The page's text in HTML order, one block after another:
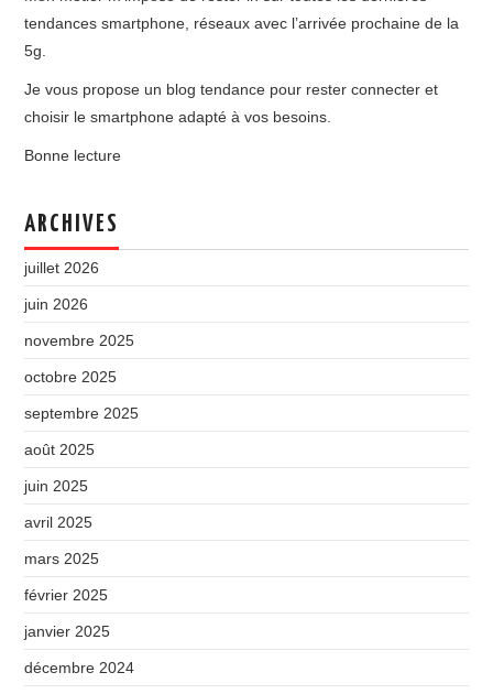
tendances smartphone, réseaux avec l’arrivée prochaine de la
5g.
Je vous propose un blog tendance pour rester connecter et
choisir le smartphone adapté à vos besoins.
Bonne lecture
ARCHIVES
juillet 2026
juin 2026
novembre 2025
octobre 2025
septembre 2025
août 2025
juin 2025
avril 2025
mars 2025
février 2025
janvier 2025
décembre 2024